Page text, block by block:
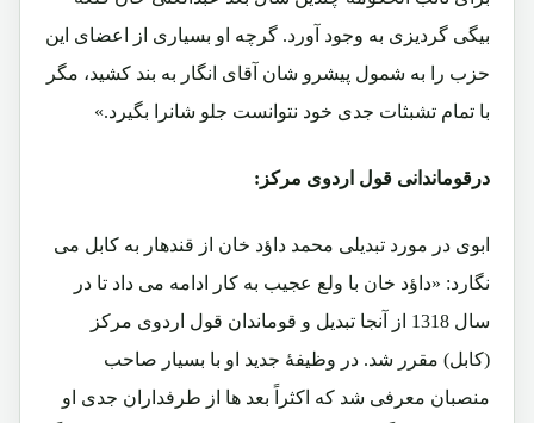
بیگی گردیزی به وجود آورد. گرچه او بسیاری از اعضای این
حزب را به شمول پیشرو شان آقای انگار به بند کشید، مگر
با تمام تشبثات جدی خود نتوانست جلو شانرا بگیرد.»
درقوماندانی قول اردوی مرکز:
ابوی در مورد تبدیلی محمد داؤد خان از قندهار به کابل می
نگارد: «داؤد خان با ولع عجیب به کار ادامه می داد تا در
سال 1318 از آنجا تبدیل و قوماندان قول اردوی مرکز
(کابل) مقرر شد. در وظیفۀ جدید او با بسیار صاحب
منصبان معرفی شد که اکثراً بعد ها از طرفداران جدی او